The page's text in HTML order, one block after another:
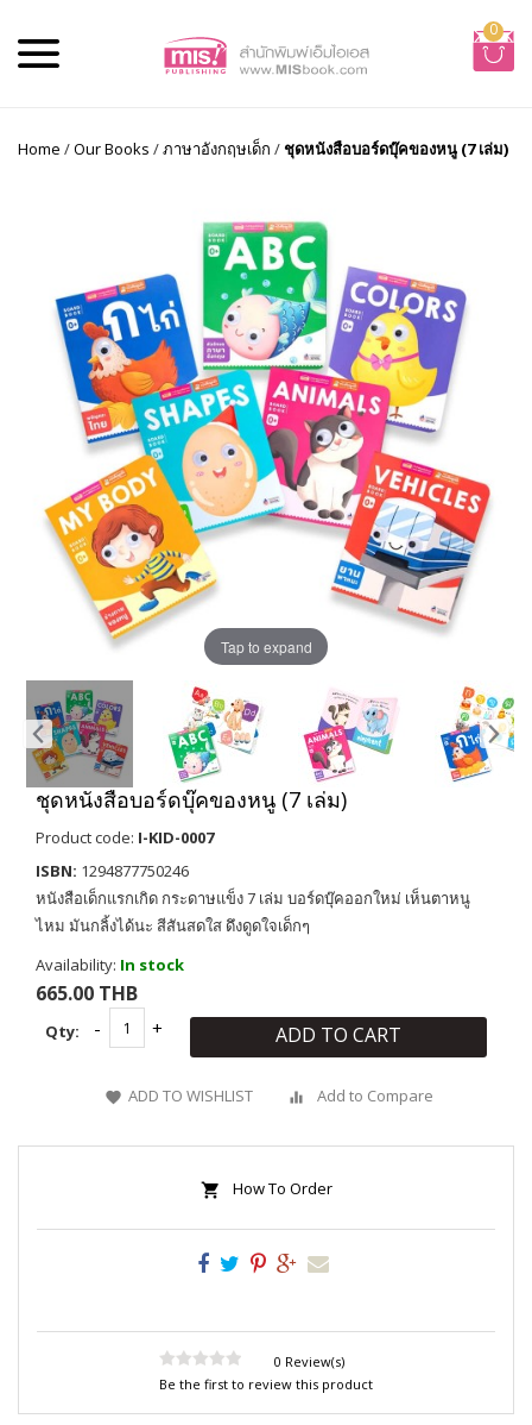
0
Home /Our Books /ภาษาอังกฤษเด็ก / ชุดหนังสือบอร์ดบุ๊คของหนู (7 เล่ม)
Tap to expand
ชุดหนังสือบอร์ดบุ๊คของหนู (7 เล่ม)
Product code: I-KID-0007
ISBN: 1294877750246
หนังสือเด็กแรกเกิด กระดาษแข็ง 7 เล่ม บอร์ดบุ๊คออกใหม่ เห็นตาหนู
ไหม มันกลิ้งได้นะ สีสันสดใส ดึงดูดใจเด็กๆ
Availability: In stock
665.00 THB
Qty: ADD TO CART
ADD TO WISHLIST Add to Compare
How To Order
0 Review(s)
Be the first to review this product